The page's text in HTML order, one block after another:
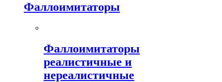
Фаллоимитаторы
Фаллоимитаторы
реалистичные и
нереалистичные